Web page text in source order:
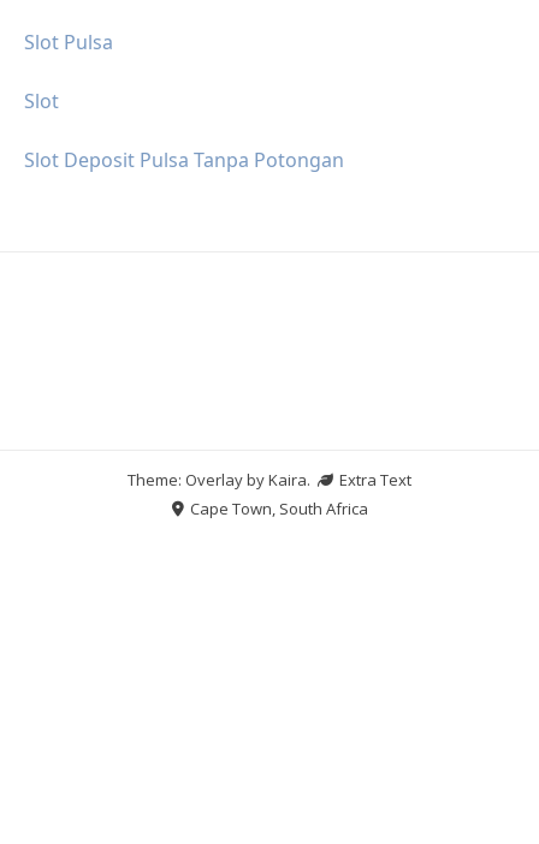
Slot Pulsa
Slot
Slot Deposit Pulsa Tanpa Potongan
Theme: Overlay byKaira.
Extra Text
Cape Town, South Africa